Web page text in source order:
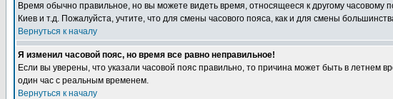
Время обычно правильное, но вы можете видеть время, относящееся к другому часовому
Киев и т.д. Пожалуйста, учтите, что для смены часового пояса, как и для смены
Вернуться к началу
Я изменил часовой пояс, но время все равно неправильное!
Если вы уверены, что указали часовой пояс правильно, то причина может быть в летнем
один час с реальным временем.
Вернуться к началу